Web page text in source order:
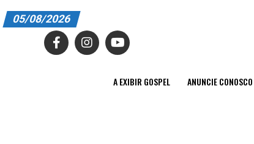
A EXIBIR GOSPEL
05/08/2026
A EXIBIR GOSPEL ANUNCIE CONOSCO